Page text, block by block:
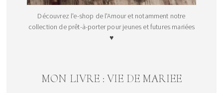
Découvrez l'e-shop de l'Amour et notamment notre
collection de prêt-à-porter pour jeunes et futures mariées
♥
MON LIVRE : VIE DE MARIEE